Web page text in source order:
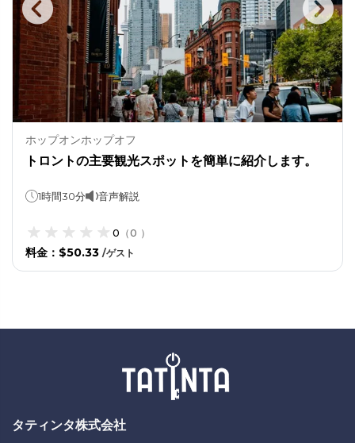
ホップオンホップオフ
トロントの主要観光スポットを簡単に紹介します。
1時間30分 音声解説
0 （0 ）
料金 ： $50.33 /ゲスト
タティンタ株式会社